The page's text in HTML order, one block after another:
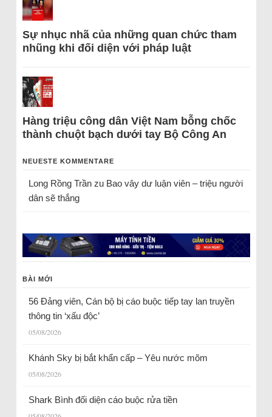
Sự nhục nhã của những quan chức tham
nhũng khi đối diện với pháp luật
Hàng triệu công dân Việt Nam bỗng chốc
thành chuột bạch dưới tay Bộ Công An
NEUESTE KOMMENTARE
Long Rồng Trầnzu Bao vây dư luận viên – triệu người
dân sẽ thắng
BÀI MỚI
56 Đảng viên, Cán bộ bị cáo buộc tiếp tay lan truyền
thông tin ‘xấu độc’
05/08/2026
Khánh Sky bị bắt khẩn cấp – Yêu nước mõm
05/08/2026
Shark Bình đối diện cáo buộc rửa tiền